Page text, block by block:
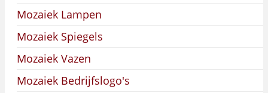
Mozaiek Lampen
Mozaiek Spiegels
Mozaiek Vazen
Mozaiek Bedrijfslogo's